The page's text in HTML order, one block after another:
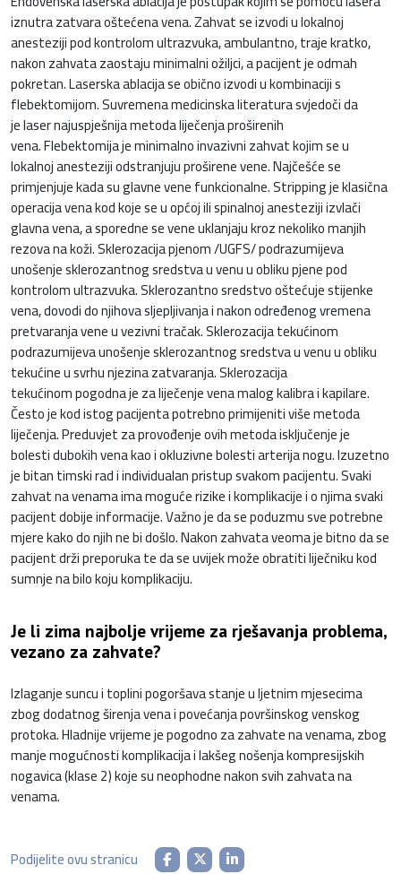
iznutra zatvara oštećena vena. Zahvat se izvodi u lokalnoj
anesteziji pod kontrolom ultrazvuka, ambulantno, traje kratko,
nakon zahvata zaostaju minimalni ožiljci, a pacijent je odmah
pokretan. Laserska ablacija se obično izvodi u kombinaciji s
flebektomijom. Suvremena medicinska literatura svjedoči da
je laser najuspješnija metoda liječenja proširenih
vena. Flebektomija je minimalno invazivni zahvat kojim se u
lokalnoj anesteziji odstranjuju proširene vene. Najčešće se
primjenjuje kada su glavne vene funkcionalne. Stripping je klasična
operacija vena kod koje se u općoj ili spinalnoj anesteziji izvlači
glavna vena, a sporedne se vene uklanjaju kroz nekoliko manjih
rezova na koži. Sklerozacija pjenom /UGFS/ podrazumijeva
unošenje sklerozantnog sredstva u venu u obliku pjene pod
kontrolom ultrazvuka. Sklerozantno sredstvo oštećuje stijenke
vena, dovodi do njihova sljepljivanja i nakon određenog vremena
pretvaranja vene u vezivni tračak. Sklerozacija tekućinom
podrazumijeva unošenje sklerozantnog sredstva u venu u obliku
tekućine u svrhu njezina zatvaranja. Sklerozacija
tekućinom pogodna je za liječenje vena malog kalibra i kapilare.
Često je kod istog pacijenta potrebno primijeniti više metoda
liječenja. Preduvjet za provođenje ovih metoda isključenje je
bolesti dubokih vena kao i okluzivne bolesti arterija nogu. Izuzetno
je bitan timski rad i individualan pristup svakom pacijentu. Svaki
zahvat na venama ima moguće rizike i komplikacije i o njima svaki
pacijent dobije informacije. Važno je da se poduzmu sve potrebne
mjere kako do njih ne bi došlo. Nakon zahvata veoma je bitno da se
pacijent drži preporuka te da se uvijek može obratiti liječniku kod
sumnje na bilo koju komplikaciju.
Je li zima najbolje vrijeme za rješavanja problema,
vezano za zahvate?
Izlaganje suncu i toplini pogoršava stanje u ljetnim mjesecima
zbog dodatnog širenja vena i povećanja površinskog venskog
protoka. Hladnije vrijeme je pogodno za zahvate na venama, zbog
manje mogućnosti komplikacija i lakšeg nošenja kompresijskih
nogavica (klase 2) koje su neophodne nakon svih zahvata na
venama.
Podijelite ovu stranicu